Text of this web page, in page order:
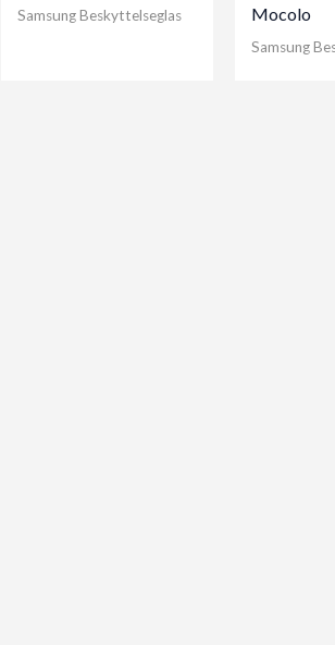
Samsung Beskyttelseglas
Mocolo
Samsung